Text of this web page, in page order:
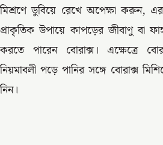
মিশ্রণে ডুবিয়ে রেখে অপেক্ষা করুন,
প্রাকৃতিক উপায়ে কাপড়ের জীবাণু বা
করতে পারেন বোরাক্স। এক্ষেত্রে
নিয়মাবলী পড়ে পানির সঙ্গে বোরাক্স
নিন।